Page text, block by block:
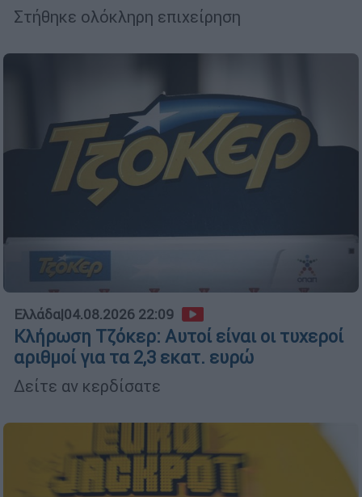
Στήθηκε ολόκληρη επιχείρηση
Ελλάδα|04.08.2026 22:09
Κλήρωση Τζόκερ: Αυτοί είναι οι τυχεροί
αριθμοί για τα 2,3 εκατ. ευρώ
Δείτε αν κερδίσατε